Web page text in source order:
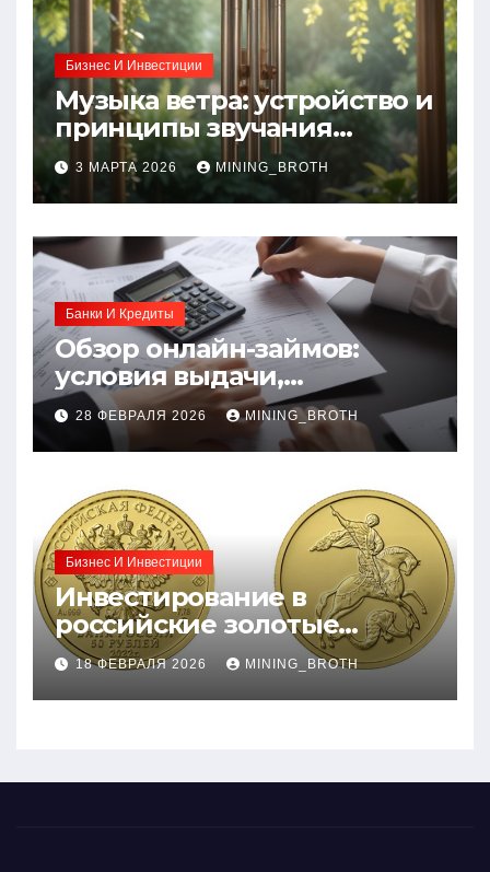
Бизнес И Инвестиции
Музыка ветра: устройство и
принципы звучания
колокольчиков
3 МАРТА 2026 MINING_BROTH
Банки И Кредиты
Обзор онлайн-займов:
условия выдачи,
процентные ставки и
требования к заемщикам
28 ФЕВРАЛЯ 2026 MINING_BROTH
Бизнес И Инвестиции
Инвестирование в
российские золотые
монеты: подробное
руководство
18 ФЕВРАЛЯ 2026 MINING_BROTH